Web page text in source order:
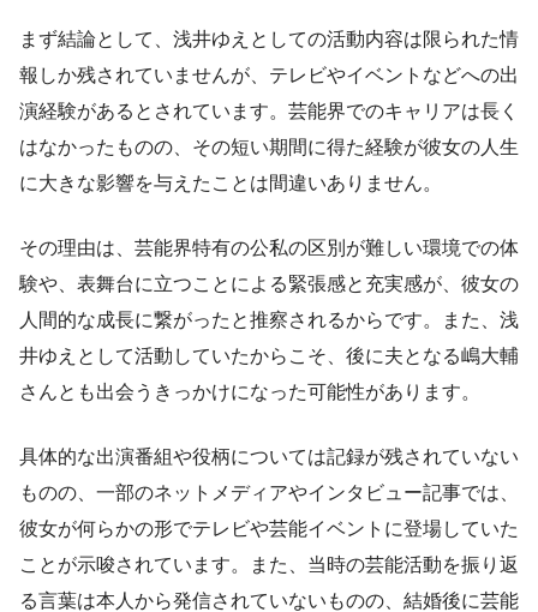
まず結論として、浅井ゆえとしての活動内容は限られた情
報しか残されていませんが、テレビやイベントなどへの出
演経験があるとされています。芸能界でのキャリアは長く
はなかったものの、その短い期間に得た経験が彼女の人生
に大きな影響を与えたことは間違いありません。
その理由は、芸能界特有の公私の区別が難しい環境での体
験や、表舞台に立つことによる緊張感と充実感が、彼女の
人間的な成長に繋がったと推察されるからです。また、浅
井ゆえとして活動していたからこそ、後に夫となる嶋大輔
さんとも出会うきっかけになった可能性があります。
具体的な出演番組や役柄については記録が残されていない
ものの、一部のネットメディアやインタビュー記事では、
彼女が何らかの形でテレビや芸能イベントに登場していた
ことが示唆されています。また、当時の芸能活動を振り返
る言葉は本人から発信されていないものの、結婚後に芸能